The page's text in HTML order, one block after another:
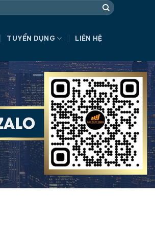
TUYỂN DỤNG LIÊN HỆ